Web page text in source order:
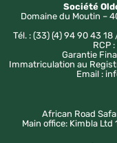
Société
Domaine du Moutin –
Tél. : (33) (4) 94 90 43
RCP
Garantie
Immatriculation au
Email :
African Road
Main office: Kimbla